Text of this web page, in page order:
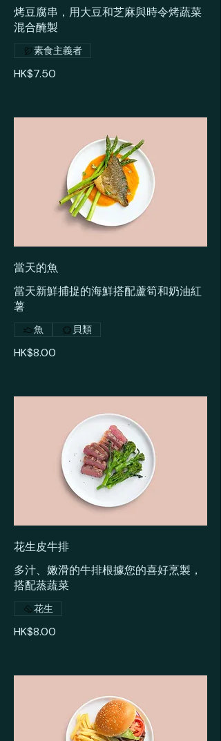
烤豆腐串，用大豆和芝麻與時令烤蔬菜
混合醃製
HK$7.50
素食主義者
當天的魚
當天新鮮捕捉的海鮮搭配蘆筍和奶油紅
薯
HK$8.00
魚 貝類
花生皮牛排
多汁、嫩滑的牛排根據您的喜好烹製，
搭配蒸蔬菜
HK$8.00
花生